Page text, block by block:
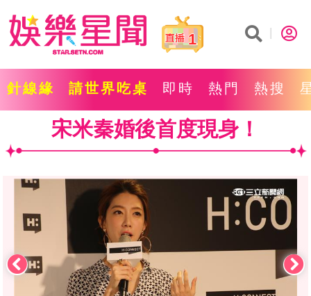
1
針線緣 請世界吃桌 即時 熱門 熱搜
宋米秦婚後首度現身！